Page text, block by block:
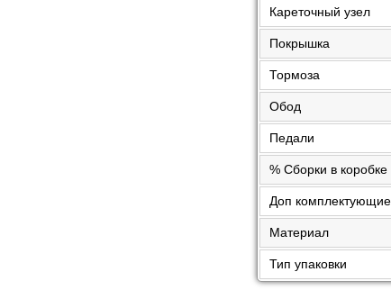
Кареточный узел
Покрышка
Тормоза
Обод
Педали
% Сборки в коробке
Доп комплектующие
Материал
Тип упаковки